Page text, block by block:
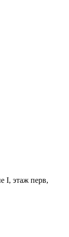
I, этаж перв,